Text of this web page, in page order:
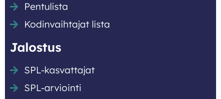
Pentulista
Kodinvaihtajat lista
Jalostus
SPL-kasvattajat
SPL-arviointi